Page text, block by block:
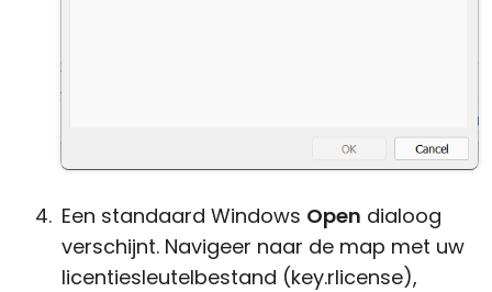
Een standaard Windows Open dialoog
verschijnt. Navigeer naar de map met uw
licentiesleutelbestand (key.rlicense),